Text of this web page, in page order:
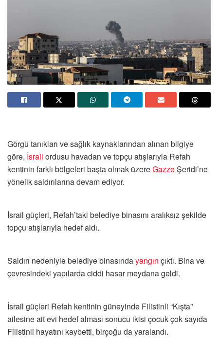
Görgü tanıkları ve sağlık kaynaklarından alınan bilgiye
göre, İsrail ordusu havadan ve topçu atışlarıyla Refah
kentinin farklı bölgeleri başta olmak üzereGazzeŞeridi’ne
yönelik saldırılarına devam ediyor.
İsrail güçleri, Refah’taki belediye binasını aralıksız şekilde
topçu atışlarıyla hedef aldı.
Saldırı nedeniyle belediye binasındayangın çıktı. Bina ve
çevresindeki yapılarda ciddi hasar meydana geldi.
İsrail güçleri Refah kentinin güneyinde Filistinli “Kışta”
ailesine ait evi hedef alması sonucu ikisi çocuk çok sayıda
Filistinli hayatını kaybetti, birçoğu da yaralandı.